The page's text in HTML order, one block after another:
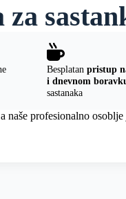
Besplatanpristup
i dnevnom
sastanaka
naše profesionalno